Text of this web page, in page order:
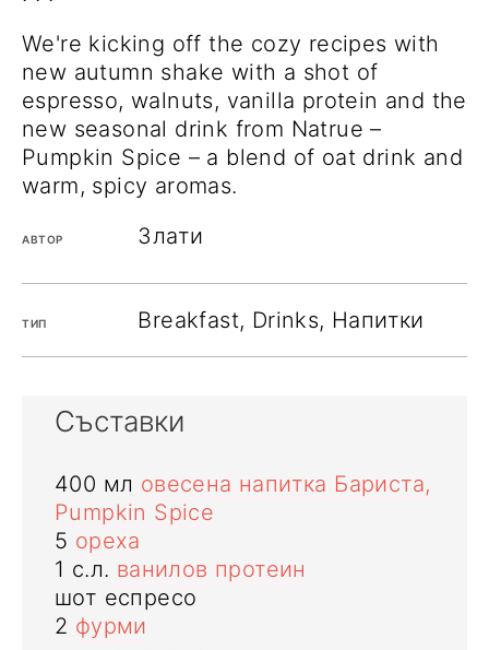
We're kicking off the cozy recipes with
new autumn shake with a shot of
espresso, walnuts, vanilla protein and the
new seasonal drink from Natrue –
Pumpkin Spice – a blend of oat drink and
warm, spicy aromas.
АВТОР Злати
ТИП Breakfast, Drinks, Напитки
Съставки
400 мл овесена напитка Бариста,
Pumpkin Spice
5 ореха
1 с.л. ванилов протеин
шот еспресо
2 фурми